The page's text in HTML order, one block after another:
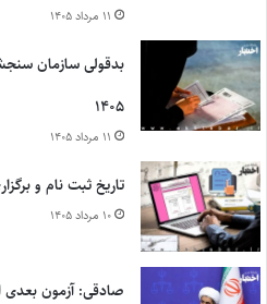
۱۱ مرداد ۱۴۰۵
بدقولی سازمان
۱۴۰۵
۱۱ مرداد ۱۴۰۵
تاریخ ثبت نام و
۱۰ مرداد ۱۴۰۵
صادقی: آزمون بعدی